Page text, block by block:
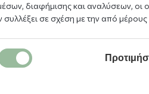
Blog
Μενού
Δωρεάν
διαφήμισης και αναλύσεων, οι
συλλέξει σε σχέση με την από